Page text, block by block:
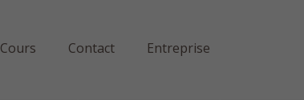
Cours Contact Entreprise